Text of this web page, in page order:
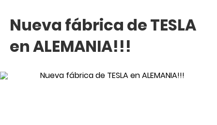
Nueva fábrica de TESLA
en ALEMANIA!!!